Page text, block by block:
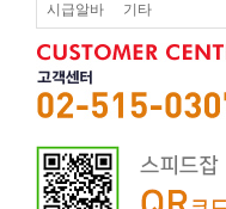
시급알바 기타